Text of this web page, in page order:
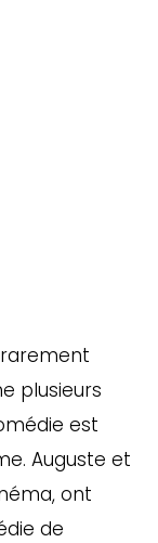
plusieurs
est
Auguste et
ont
de